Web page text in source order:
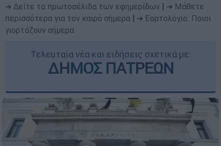
➔ Δείτε τα πρωτοσέλιδα των εφημερίδων
➔ Μάθετε
περισσότερα για τον καιρό σήμερα
➔ Εορτολόγιο: Ποιοι
γιορτάζουν σήμερα
Τελευταία νέα και ειδήσεις σχετικά με:
ΔΗΜΟΣ ΠΑΤΡΕΩΝ